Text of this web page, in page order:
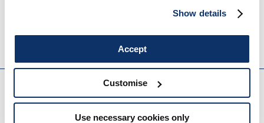
Show details
Accept
Customise
Use necessary cookies only
EVERYDAY COUTURE
S'INSCRIRE À NOTRE BULLETIN D'INFORMATION